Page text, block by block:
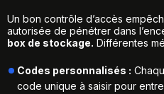
Un bon contrôle d’accès
autorisée de pénétrer dans
box de stockage. Différentes
Codes personnalisés :
code unique à saisir pour